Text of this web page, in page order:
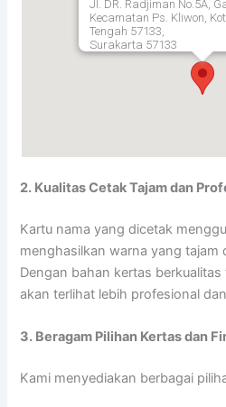
Jl. DR. Radjiman No.5A,
Kecamatan Ps. Kliwon,
Tengah 57133,
Surakarta 57133
2. Kualitas Cetak Tajam dan
Kartu nama yang dicetak
menghasilkan warna yang tajam
Dengan bahan kertas
akan terlihat lebih profesional
3. Beragam Pilihan Kertas dan
Kami menyediakan berbagai